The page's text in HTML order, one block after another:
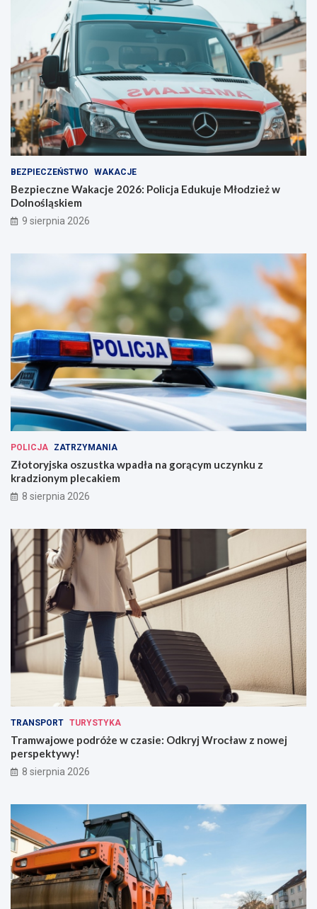
ś
ć
BEZPIECZEŃSTWO WAKACJE
Bezpieczne Wakacje 2026: Policja Edukuje Młodzież w
Dolnośląskiem
9 sierpnia 2026
POLICJA ZATRZYMANIA
Złotoryjska oszustka wpadła na gorącym uczynku z
kradzionym plecakiem
8 sierpnia 2026
TRANSPORT TURYSTYKA
Tramwajowe podróże w czasie: Odkryj Wrocław z nowej
perspektywy!
8 sierpnia 2026